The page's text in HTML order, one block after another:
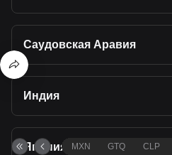
Саудовская Аравия
Индия
Япония MXN GTQ CLP